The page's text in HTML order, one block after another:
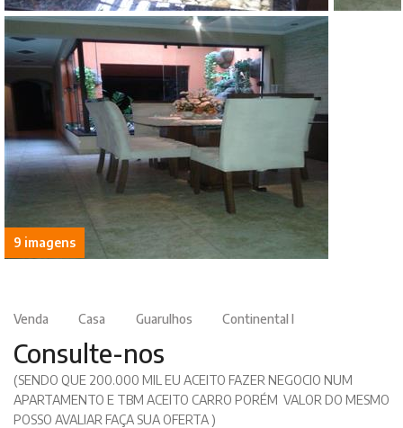
9 imagens
Venda Casa Guarulhos Continental I
Consulte-nos
(SENDO QUE 200.000 MIL EU ACEITO FAZER NEGOCIO NUM
APARTAMENTO E TBM ACEITO CARRO PORÉM VALOR DO MESMO
POSSO AVALIAR FAÇA SUA OFERTA )